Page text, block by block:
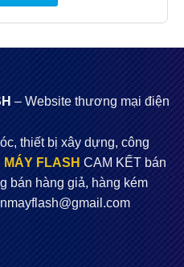
phút)
h)
dạng bắp ngô đã bóc bẹ
được tách hết ra khỏi cùi
rộng x cao): 800 x 280 x
– Website thương mại điện
thiết bị xây dựng, công
FLASH CAM KẾT bán
bán hàng giả, hàng kém